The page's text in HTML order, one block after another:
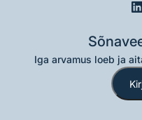
Iga arvamus loeb ja